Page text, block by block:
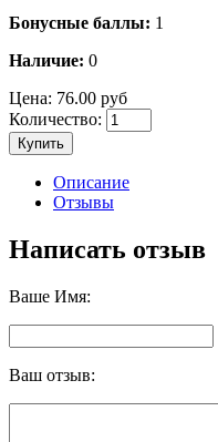
Бонусные баллы: 1
Наличие: 0
Цена: 76.00 руб
Количество:
Купить
Описание
Отзывы
Написать отзыв
Ваше Имя:
Ваш отзыв: